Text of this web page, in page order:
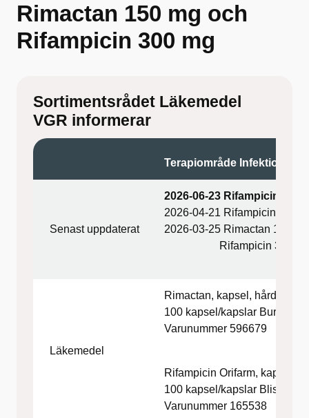
Rimactan 150 mg och
Rifampicin 300 mg
Sortimentsrådet Läkemedel
VGR informerar
Terapiområde Infektion
Senast uppdaterat
2026-06-23 Rifampicin 300
2026-04-21 Rifampicin 300
2026-03-25 Rimactan 150
Rifampicin 300 mg
Läkemedel
Rimactan, kapsel, hård 150
100 kapsel/kapslar Burk
Varunummer 596679
Rifampicin Orifarm, kapsel,
100 kapsel/kapslar Blister
Varunummer 165538